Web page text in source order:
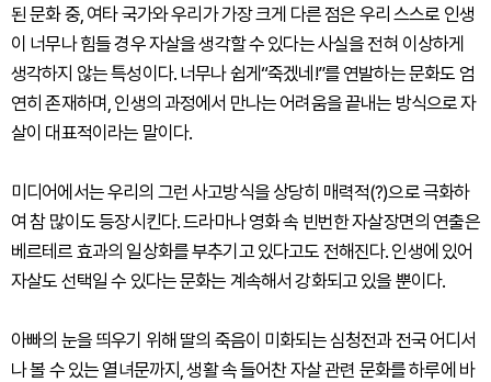
된 문화 중, 여타 국가와 우리가 가장 크게 다른 점은 우리 스스로 인생
이 너무나 힘들 경우 자살을 생각할 수 있다는 사실을 전혀 이상하게
생각하지 않는 특성이다. 너무나 쉽게“죽겠네!”를 연발하는 문화도 엄
연히 존재하며, 인생의 과정에서 만나는 어려움을 끝내는 방식으로 자
살이 대표적이라는 말이다.
미디어에서는 우리의 그런 사고방식을 상당히 매력적(?)으로 극화하
여 참 많이도 등장시킨다. 드라마나 영화 속 빈번한 자살장면의 연출은
베르테르 효과의 일상화를 부추기고 있다고도 전해진다. 인생에 있어
자살도 선택일 수 있다는 문화는 계속해서 강화되고 있을 뿐이다.
아빠의 눈을 띄우기 위해 딸의 죽음이 미화되는 심청전과 전국 어디서
나 볼 수 있는 열녀문까지, 생활 속 들어찬 자살 관련 문화를 하루에 바